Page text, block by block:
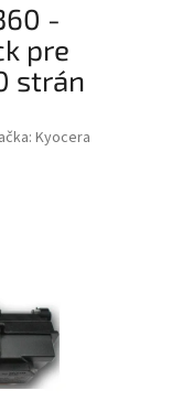
-
pre
strán
Kyocera